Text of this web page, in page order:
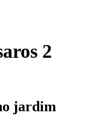
2
jardim